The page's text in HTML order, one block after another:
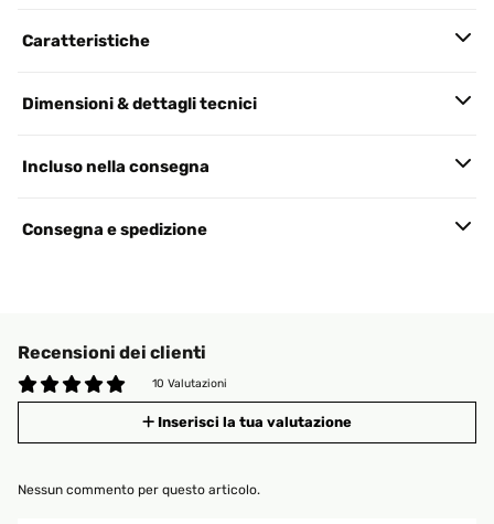
Caratteristiche
Dimensioni & dettagli tecnici
Incluso nella consegna
Consegna e spedizione
Recensioni dei clienti
10 Valutazioni
Inserisci la tua valutazione
Nessun commento per questo articolo.